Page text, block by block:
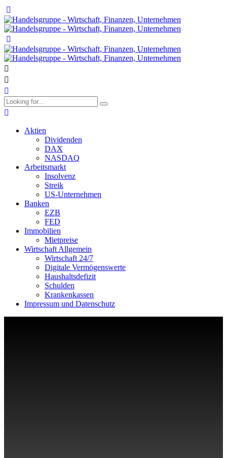
Aktien
Dividenden
DAX
NASDAQ
Arbeitsmarkt
Insolvenz
Streik
US-Unternehmen
Banken
EZB
FED
Immobilien
Mietpreise
Wirtschaft Allgemein
Wirtschaft 24/7
Digitale Vermögenswerte
Haushaltsdefizit
Schulden
Krankenkassen
Impressum und Datenschutz